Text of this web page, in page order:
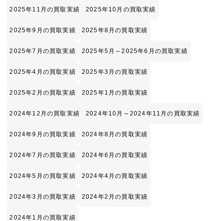
2025年11月の買取実績 2025年10月の買取実績
2025年9月の買取実績 2025年8月の買取実績
2025年7月の買取実績 2025年5月～2025年6月の買取実績
2025年4月の買取実績 2025年3月の買取実績
2025年2月の買取実績 2025年1月の買取実績
2024年12月の買取実績 2024年10月～2024年11月の買取実績
2024年9月の買取実績 2024年8月の買取実績
2024年7月の買取実績 2024年6月の買取実績
2024年5月の買取実績 2024年4月の買取実績
2024年3月の買取実績 2024年2月の買取実績
2024年1月の買取実績